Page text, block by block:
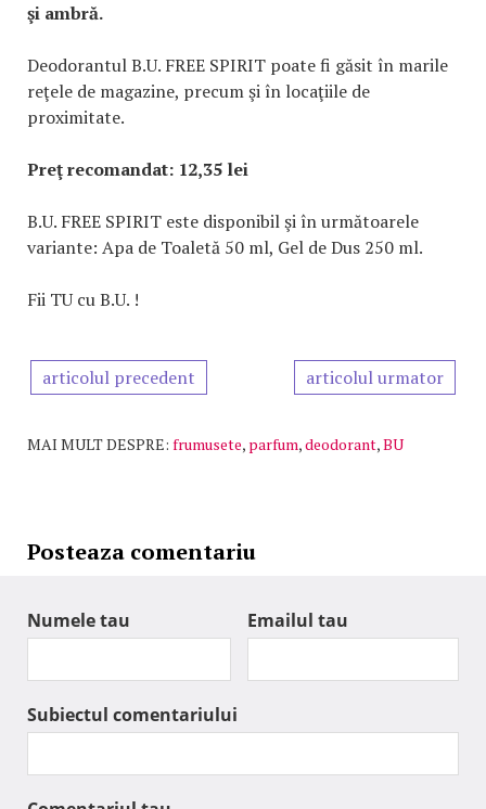
şi ambră.
Deodorantul B.U. FREE SPIRIT poate fi găsit în marile
reţele de magazine, precum şi în locaţiile de
proximitate.
Preţ recomandat: 12,35 lei
B.U. FREE SPIRIT este disponibil şi în următoarele
variante: Apa de Toaletă 50 ml, Gel de Dus 250 ml.
Fii TU cu B.U. !
articolul precedent articolul urmator
MAI MULT DESPRE: frumusete, parfum,deodorant,BU
Posteaza comentariu
Numele tau Emailul tau
Subiectul comentariului